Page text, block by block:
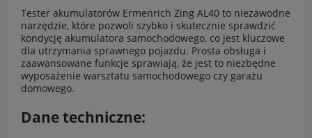
Tester akumulatorów Ermenrich Zing AL40 to niezawodne
narzędzie, które pozwoli szybko i skutecznie sprawdzić
kondycję akumulatora samochodowego, co jest kluczowe
dla utrzymania sprawnego pojazdu. Prosta obsługa i
zaawansowane funkcje sprawiają, że jest to niezbędne
wyposażenie warsztatu samochodowego czy garażu
domowego.
Dane techniczne: